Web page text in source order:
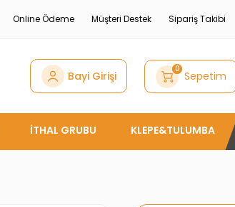
Online Ödeme Müşteri Destek Sipariş Takibi
Bayi Girişi 0 Sepetim
İTHAL GRUBU KLEPE&TULUMBA